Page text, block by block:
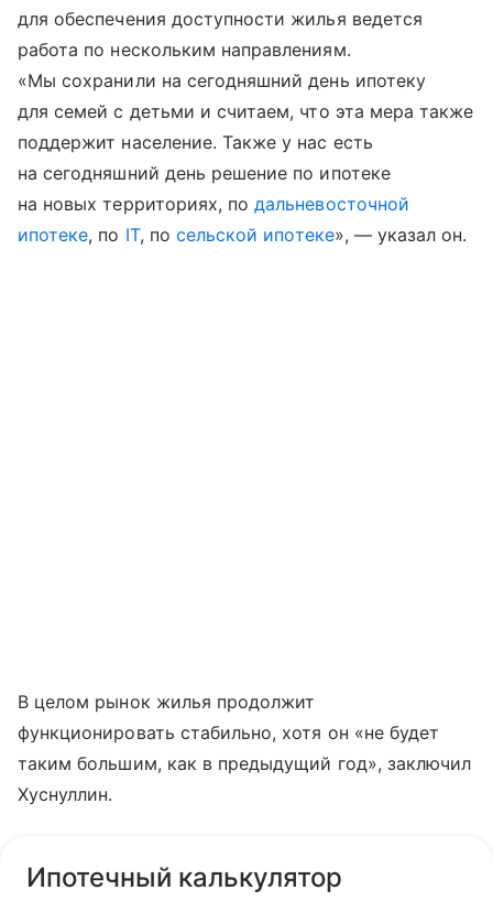
для обеспечения доступности жилья ведется
работа по нескольким направлениям.
«Мы сохранили на сегодняшний день ипотеку
для семей с детьми и считаем, что эта мера также
поддержит население. Также у нас есть
на сегодняшний день решение по ипотеке
на новых территориях, подальневосточной
ипотеке, по IT, по сельской ипотеке», — указал он.
В целом рынок жилья продолжит
функционировать стабильно, хотя он «не будет
таким большим, как в предыдущий год», заключил
Хуснуллин.
Ипотечный калькулятор